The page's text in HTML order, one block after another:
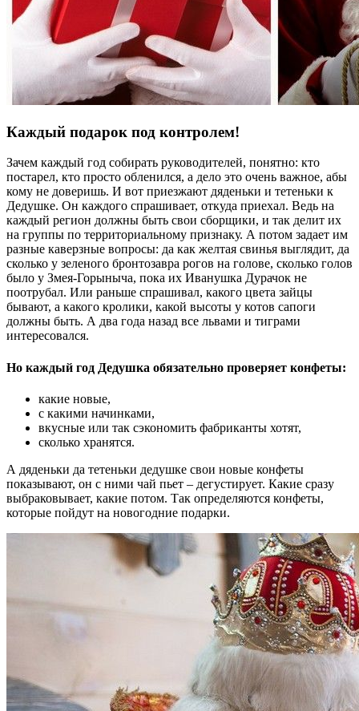
Каждый подарок под контролем!
Зачем каждый год собирать руководителей, понятно: кто
постарел, кто просто обленился, а дело это очень важное, абы
кому не доверишь. И вот приезжают дяденьки и тетеньки к
Дедушке. Он каждого спрашивает, откуда приехал. Ведь на
каждый регион должны быть свои сборщики, и так делит их
на группы по территориальному признаку. А потом задает им
разные каверзные вопросы: да как желтая свинья выглядит, да
сколько у зеленого бронтозавра рогов на голове, сколько голов
было у Змея-Горыныча, пока их Иванушка Дурачок не
поотрубал. Или раньше спрашивал, какого цвета зайцы
бывают, а какого кролики, какой высоты у котов сапоги
должны быть. А два года назад все львами и тиграми
интересовался.
Но каждый год Дедушка обязательно проверяет конфеты:
какие новые,
с какими начинками,
вкусные или так сэкономить фабриканты хотят,
сколько хранятся.
А дяденьки да тетеньки дедушке свои новые конфеты
показывают, он с ними чай пьет – дегустирует. Какие сразу
выбраковывает, какие потом. Так определяются конфеты,
которые пойдут на новогодние подарки.